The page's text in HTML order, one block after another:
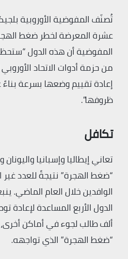
تُصنّف المفوضية الأوروبية
عشرة المعرضة لخطر ضغط
المفوضية أن هذه الدول
من حزمة أدوات الاتحاد
إعادة تقييم وضعها بسرعة
ظروفها”.
تكافل
تعاني إيطاليا وإسبانيا
“ضغط الهجرة” نتيجةً للعدد
الوافدين خلال العام الماضي.
ألف طالب لجوء في أماكن
“ضغط الهجرة” الذي تواجهه.